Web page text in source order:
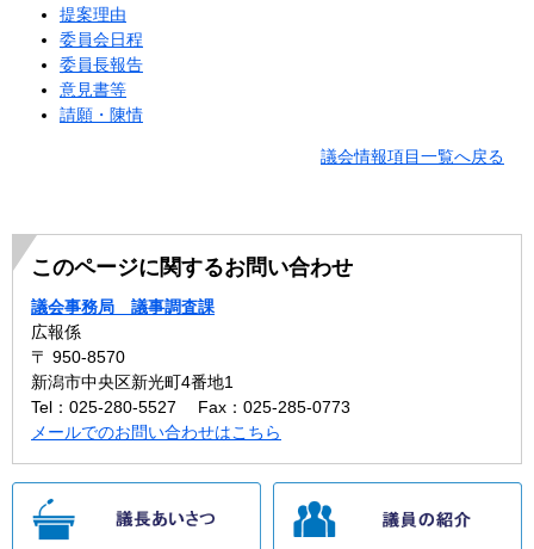
提案理由
委員会日程
委員長報告
意見書等
請願・陳情
議会情報項目一覧へ戻る
このページに関するお問い合わせ
議会事務局 議事調査課
広報係
〒 950-8570
新潟市中央区新光町4番地1
Tel：025-280-5527
Fax：025-285-0773
メールでのお問い合わせはこちら